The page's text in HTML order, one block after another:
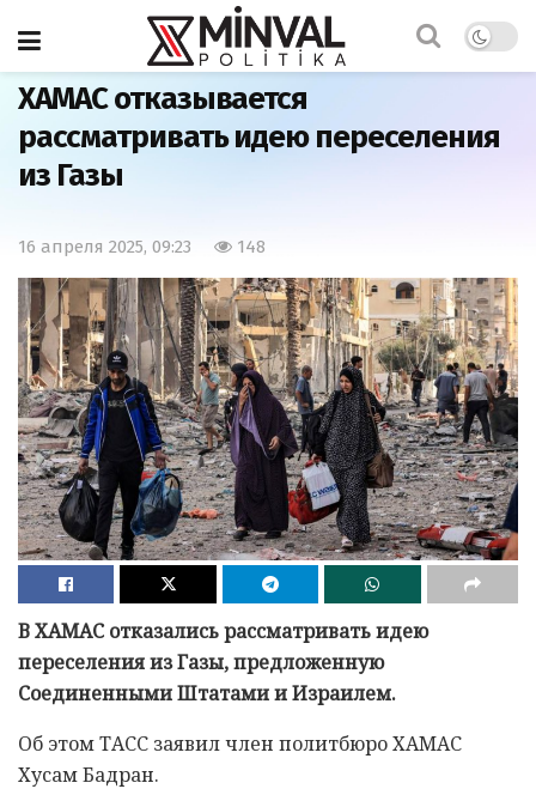
Главная
ХАМАС отказывается
рассматривать идею переселения
из Газы
16 апреля 2025, 09:23 148
В ХАМАС отказались рассматривать идею
переселения из Газы, предложенную
Соединенными Штатами и Израилем.
Об этом ТАСС заявил член политбюро ХАМАС
Хусам Бадран.